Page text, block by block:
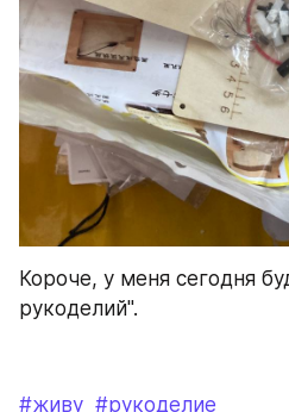
Короче, у меня сегодня
рукоделий".
#живу #рукоделие